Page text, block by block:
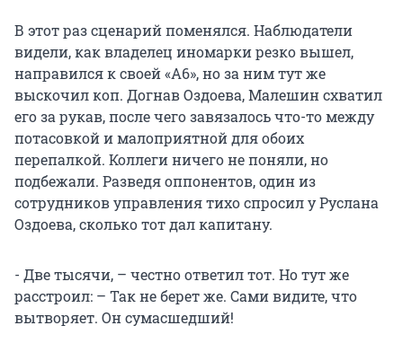
В этот раз сценарий поменялся. Наблюдатели
видели, как владелец иномарки резко вышел,
направился к своей «А6», но за ним тут же
выскочил коп. Догнав Оздоева, Малешин схватил
его за рукав, после чего завязалось что-то между
потасовкой и малоприятной для обоих
перепалкой. Коллеги ничего не поняли, но
подбежали. Разведя оппонентов, один из
сотрудников управления тихо спросил у Руслана
Оздоева, сколько тот дал капитану.
- Две тысячи, – честно ответил тот. Но тут же
расстроил: – Так не берет же. Сами видите, что
вытворяет. Он сумасшедший!